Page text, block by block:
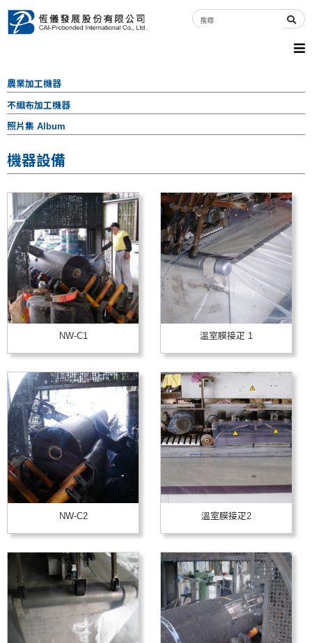
農業加工機器
不織布加工機器
照片集 Album
機器設備
NW-C1 溫室膜接疋 1
NW-C2 溫室膜接疋2